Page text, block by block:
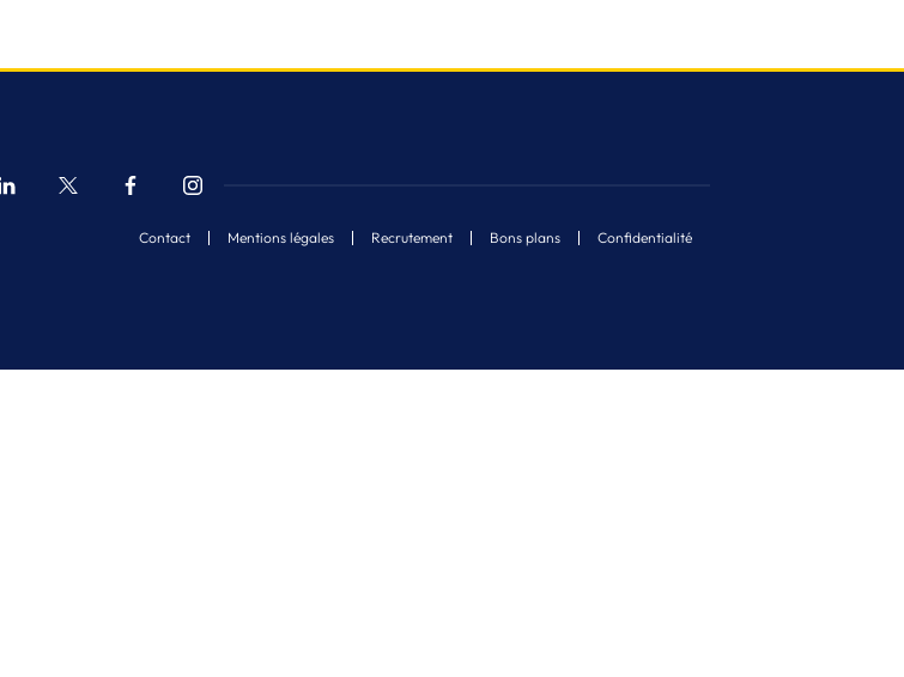
Contact Mentions légales Recrutement Bons plans Confidentialité